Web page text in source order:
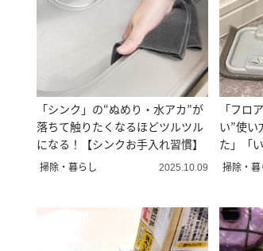
「シンク」の“ぬめり・水アカ”が
落ちて触りたくなるほどツルツル
になる！【シンクお手入れ習慣】
掃除・暮らし 2025.10.09
「フロ
い”使
た」「
掃除・暮